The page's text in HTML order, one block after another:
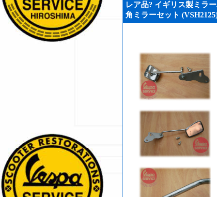
レア品? イギリス製ミラ
角ミラーセット